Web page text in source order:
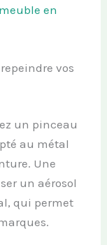
en
vos
un pinceau
au métal
Une
un aérosol
qui permet